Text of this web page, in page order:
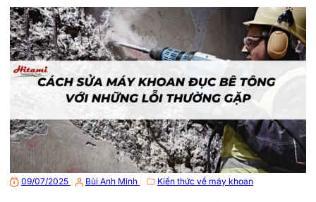
09/07/2025 Bùi Anh Minh Kiến thức về máy khoan